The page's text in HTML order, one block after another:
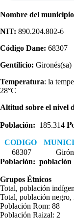
Nombre del
NIT: 890.204.802-6
Código Dane: 68307
Gentilicio: Gironés(sa)
Temperatura: la
28°C​
Altitud sobre el nivel
Población: 185.314
​CODIGO
​68307
​Girón
Población: población
Grupos Étnicos
Total, población
Total, población
Población Rom: 88
Población Raizal: 2